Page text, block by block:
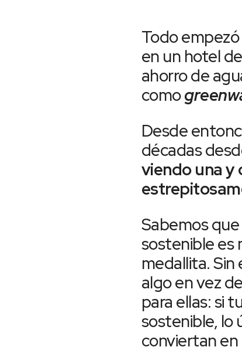
Todo
en un hotel
ahorro de
como
Desde
décadas
viendo una y
Sabemos
sostenible es
medallita. Sin
algo en vez
para ellas: si
sostenible, lo
conviertan en